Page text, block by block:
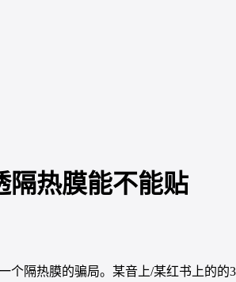
隔热膜能不能贴
个隔热膜的骗局。某音上/某红书上的